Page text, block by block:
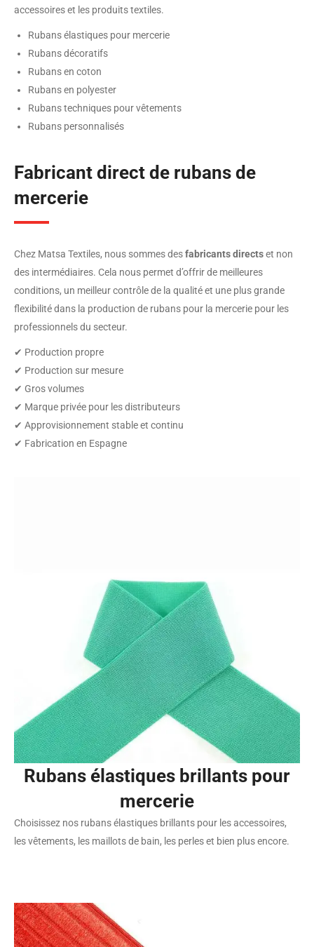
accessoires et les produits textiles.
Rubans élastiques pour mercerie
Rubans décoratifs
Rubans en coton
Rubans en polyester
Rubans techniques pour vêtements
Rubans personnalisés
Fabricant direct de rubans de
mercerie
Chez Matsa Textiles, nous sommes desfabricants directset non
des intermédiaires. Cela nous permet d’offrir de meilleures
conditions, un meilleur contrôle de la qualité et une plus grande
flexibilité dans la production de rubans pour la mercerie pour les
professionnels du secteur.
✔ Production propre
✔ Production sur mesure
✔ Gros volumes
✔ Marque privée pour les distributeurs
✔ Approvisionnement stable et continu
✔ Fabrication en Espagne
Rubans élastiques brillants pour
mercerie
Choisissez nos rubans élastiques brillants pour les accessoires,
les vêtements, les maillots de bain, les perles et bien plus encore.